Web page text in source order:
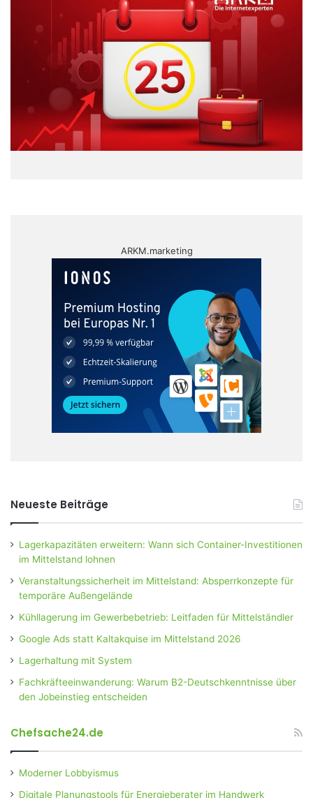
ARKM.marketing
Neueste Beiträge
Lagerkapazitäten erweitern: Wann sich Container-Investitionen
im Mittelstand lohnen
Veranstaltungssicherheit im Mittelstand: Absperrkonzepte für
temporäre Außengelände
Kühllagerung im Gewerbebetrieb: Leitfaden für Mittelständler
Google Ads statt Kaltakquise im Mittelstand 2026
Lagerhaltung mit System
Fachkräfteeinwanderung: Warum B2-Deutschkenntnisse über
den Jobeinstieg entscheiden
Chefsache24.de
Moderner Lobbyismus
Digitale Planungstools für Energieberater im Handwerk